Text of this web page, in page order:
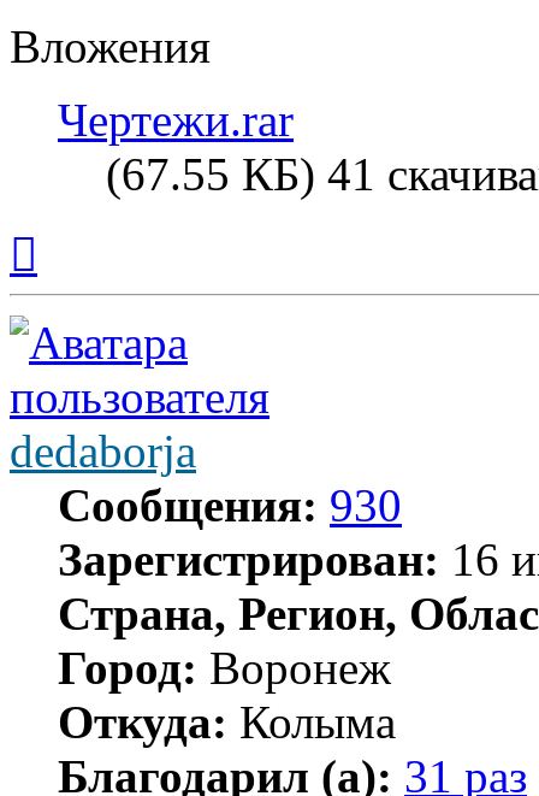
Вложения
Чертежи.rar
(67.55 КБ) 41
началу
dedaborja
Сообщения: 930
Зарегистрирован: 16
Страна, Регион,
Город: Воронеж
Откуда: Колыма
Благодарил (а): 31 раз